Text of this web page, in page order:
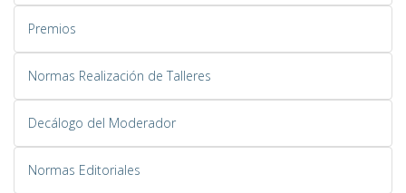
Premios
Normas Realización de Talleres
Decálogo del Moderador
Normas Editoriales